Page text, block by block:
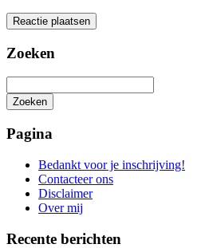
Zoeken
Zoeken
zoeken
Pagina
Bedankt voor je inschrijving!
Contacteer ons
Disclaimer
Over mij
Recente berichten